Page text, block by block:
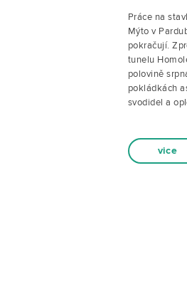
Práce na
Mýto v
pokračují.
tunelu
polovině
pokládkách
svodidel a
vice